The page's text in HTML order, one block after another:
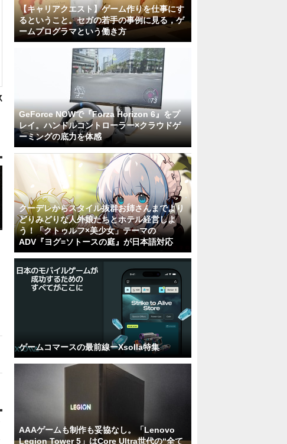
【キャリアクエスト】ゲーム作りを仕事にす
るということ。セガの若手の事例に見る，ゲ
ームプログラマという働き方
GeForce NOWで『Forza Horizon 6』をプ
レイ。ハンドルコントローラー×クラウドゲ
ーミングの底力を体感
クーデレからスタイル抜群お姉さんまでより
どりみどりな人外娘たちとホテル経営しよ
う！「クトゥルフ×美少女」テーマの
ADV『ヨグ=ソトースの庭』が日本語対応
ゲームコマースの最前線ーXsolla特集
AAAゲームも制作も妥協なし。「Lenovo
Legion Tower 5」はCore Ultra世代の“全て